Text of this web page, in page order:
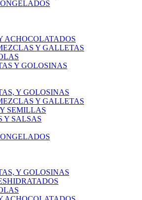
ACHOCOLATADOS
Y GALLETAS
Y GOLOSINAS
Y GOLOSINAS
Y GALLETAS
SEMILLAS
Y SALSAS
Y GOLOSINAS